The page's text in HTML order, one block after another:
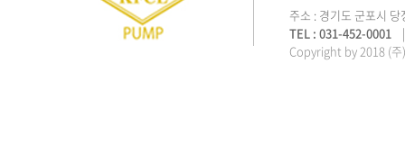
주소 : 경기도 군포시 당
TEL : 031-452-0001
Copyright by 2018 (